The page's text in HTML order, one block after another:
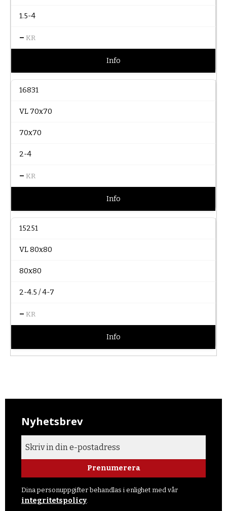
1.5-4
– KR
Info
16831
VL 70x70
70x70
2-4
– KR
Info
15251
VL 80x80
80x80
2-4.5 / 4-7
– KR
Info
Nyhetsbrev
Prenumerera
Dina personuppgifter behandlas i enlighet med vår
integritetspolicy.